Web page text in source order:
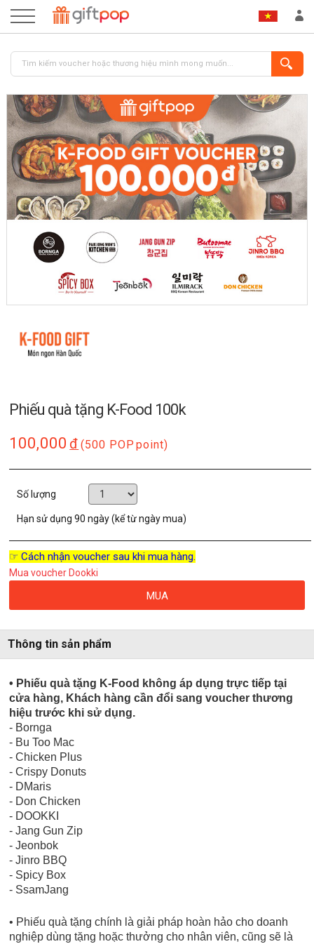
ĐĂNG NHẬP ĐĂNG KÝ
Phiếu quà tặng K-Food 100k
100,000 đ (500 POP point)
Số lượng
Hạn sử dụng90 ngày (kể từ ngày mua)
☞ Cách nhận voucher sau khi mua hàng.
Mua voucher Dookki
MUA
Thông tin sản phẩm
• Phiếu quà tặng K-Food không áp dụng trực tiếp tại
cửa hàng, Khách hàng cần đổi sang voucher thương
hiệu trước khi sử dụng.
- Bornga
- Bu Too Mac
- Chicken Plus
- Crispy Donuts
- DMaris
- Don Chicken
- DOOKKI
- Jang Gun Zip
- Jeonbok
- Jinro BBQ
- Spicy Box
- SsamJang
• Phiếu quà tặng chính là giải pháp hoàn hảo cho doanh
nghiệp dùng tặng hoặc thưởng cho nhân viên, cũng sẽ là